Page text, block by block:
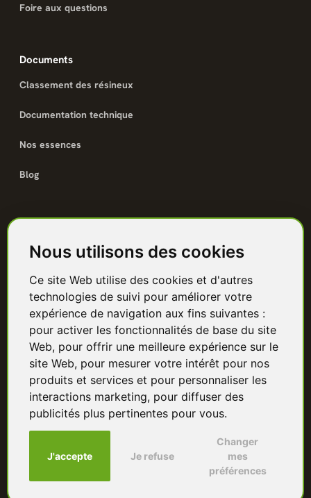
Nous utilisons des cookies
Ce site Web utilise des cookies et d'autres
technologies de suivi pour améliorer votre
expérience de navigation aux fins suivantes :
pour activer les fonctionnalités de base du site
Web, pour offrir une meilleure expérience sur le
site Web, pour mesurer votre intérêt pour nos
produits et services et pour personnaliser les
interactions marketing, pour diffuser des
publicités plus pertinentes pour vous.
J'accepte Je refuse
Changer
mes
préférences
Foire aux questions
Documents
Classement des résineux
Documentation technique
Nos essences
Blog
Terrasse bois
Bardage bois
Charpente & ossature
Quincaillerie
Panneaux & isolants
Granulés & bûches
© 2026 Sud Bois — Groupe UFV Bois. Tous droits réservés.